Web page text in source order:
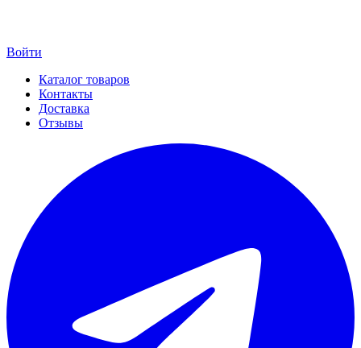
Войти
Каталог товаров
Контакты
Доставка
Отзывы